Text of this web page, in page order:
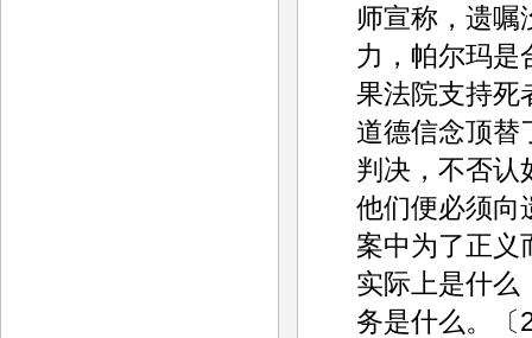
师宣称，遗嘱
力，帕尔玛是
果法院支持死
道德信念顶替
判决，不否认
他们便必须向
案中为了正义
实际上是什么
务是什么。〔